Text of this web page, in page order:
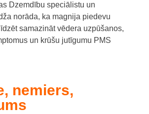
Dzemdību speciālistu un
norāda, ka magnija piedevu
samazināt vēdera uzpūšanos,
un krūšu jutīgumu PMS
nemiers,